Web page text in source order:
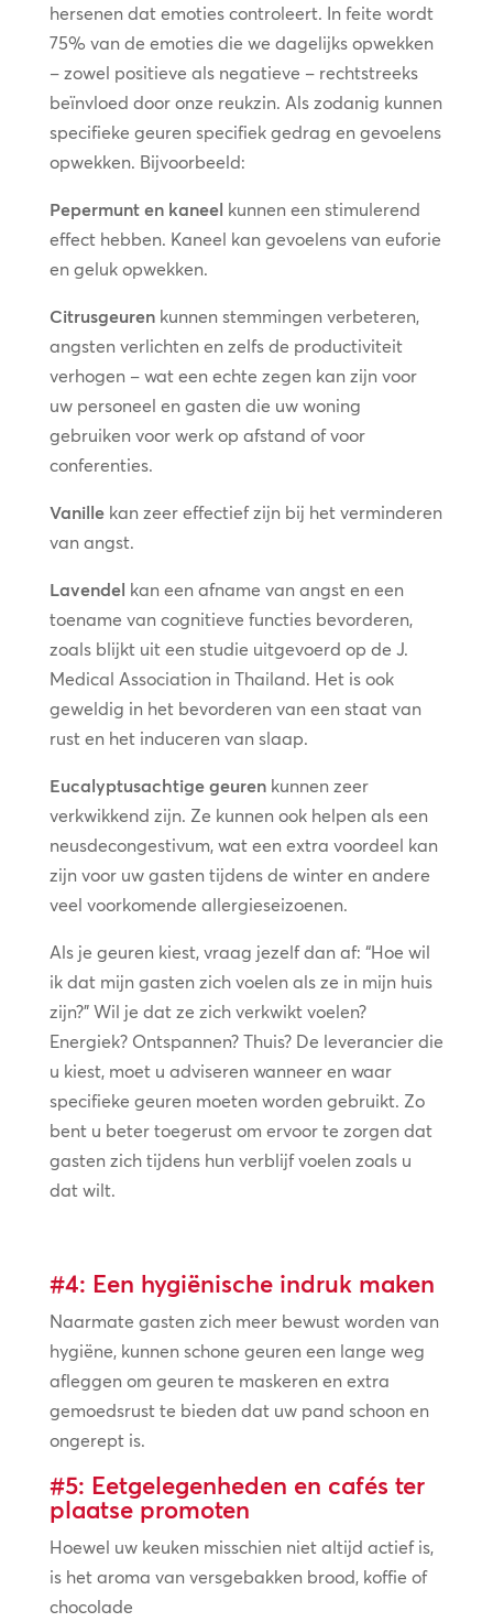
hersenen dat emoties controleert. In feite wordt
75% van de emoties die we dagelijks opwekken
– zowel positieve als negatieve – rechtstreeks
beïnvloed door onze reukzin. Als zodanig kunnen
specifieke geuren specifiek gedrag en gevoelens
opwekken. Bijvoorbeeld:
Pepermunt en kaneel kunnen een stimulerend
effect hebben. Kaneel kan gevoelens van euforie
en geluk opwekken.
Citrusgeurenkunnen stemmingen verbeteren,
angsten verlichten en zelfs de productiviteit
verhogen – wat een echte zegen kan zijn voor
uw personeel en gasten die uw woning
gebruiken voor werk op afstand of voor
conferenties.
Vanillekan zeer effectief zijn bij het verminderen
van angst.
Lavendel kan een afname van angst en een
toename van cognitieve functies bevorderen,
zoals blijkt uit een studie uitgevoerd op de J.
Medical Association in Thailand. Het is ook
geweldig in het bevorderen van een staat van
rust en het induceren van slaap.
Eucalyptusachtige geurenkunnen zeer
verkwikkend zijn. Ze kunnen ook helpen als een
neusdecongestivum, wat een extra voordeel kan
zijn voor uw gasten tijdens de winter en andere
veel voorkomende allergieseizoenen.
Als je geuren kiest, vraag jezelf dan af: “Hoe wil
ik dat mijn gasten zich voelen als ze in mijn huis
zijn?” Wil je dat ze zich verkwikt voelen?
Energiek? Ontspannen? Thuis? De leverancier die
u kiest, moet u adviseren wanneer en waar
specifieke geuren moeten worden gebruikt. Zo
bent u beter toegerust om ervoor te zorgen dat
gasten zich tijdens hun verblijf voelen zoals u
dat wilt.
#4: Een hygiënische indruk maken
Naarmate gasten zich meer bewust worden van
hygiëne, kunnen schone geuren een lange weg
afleggen om geuren te maskeren en extra
gemoedsrust te bieden dat uw pand schoon en
ongerept is.
#5: Eetgelegenheden en cafés ter
plaatse promoten
Hoewel uw keuken misschien niet altijd actief is,
is het aroma van versgebakken brood, koffie of
chocolade